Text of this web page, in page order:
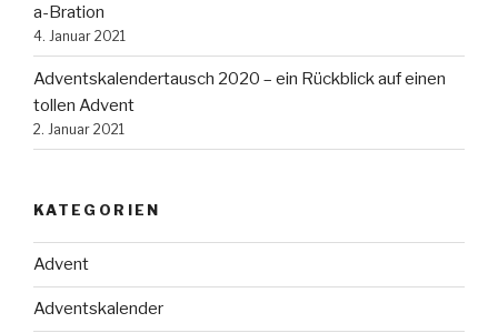
a-Bration
4. Januar 2021
Adventskalendertausch 2020 – ein Rückblick auf einen
tollen Advent
2. Januar 2021
KATEGORIEN
Advent
Adventskalender